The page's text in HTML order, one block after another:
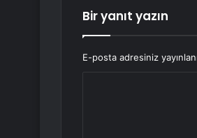
Bir yanıt yazın
E-posta adresiniz